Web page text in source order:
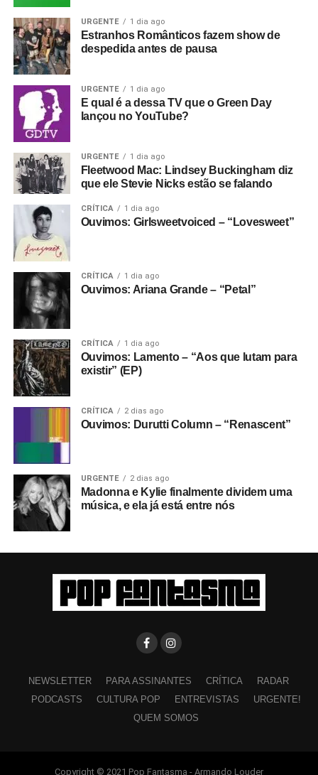
URGENTE 1 dia ago
Estranhos Românticos fazem show de
despedida antes de pausa
URGENTE 1 dia ago
E qual é a dessa TV que o Green Day
lançou no YouTube?
URGENTE 1 dia ago
Fleetwood Mac: Lindsey Buckingham diz
que ele Stevie Nicks estão se falando
CRÍTICA 1 dia ago
Ouvimos: Girlsweetvoiced – “Lovesweet”
CRÍTICA 1 dia ago
Ouvimos: Ariana Grande – “Petal”
CRÍTICA 1 dia ago
Ouvimos: Lamento – “Aos que lutam para
existir” (EP)
CRÍTICA 2 dias ago
Ouvimos: Durutti Column – “Renascent”
URGENTE 2 dias ago
Madonna e Kylie finalmente dividem uma
música, e ela já está entre nós
NEWSLETTER PARA ASSINANTES CRÍTICA
RADAR
PODCASTS
CULTURA POP ENTREVISTAS
URGENTE!
QUEM SOMOS
Copyright © 2021 Pop Fantasma - Armando Louder